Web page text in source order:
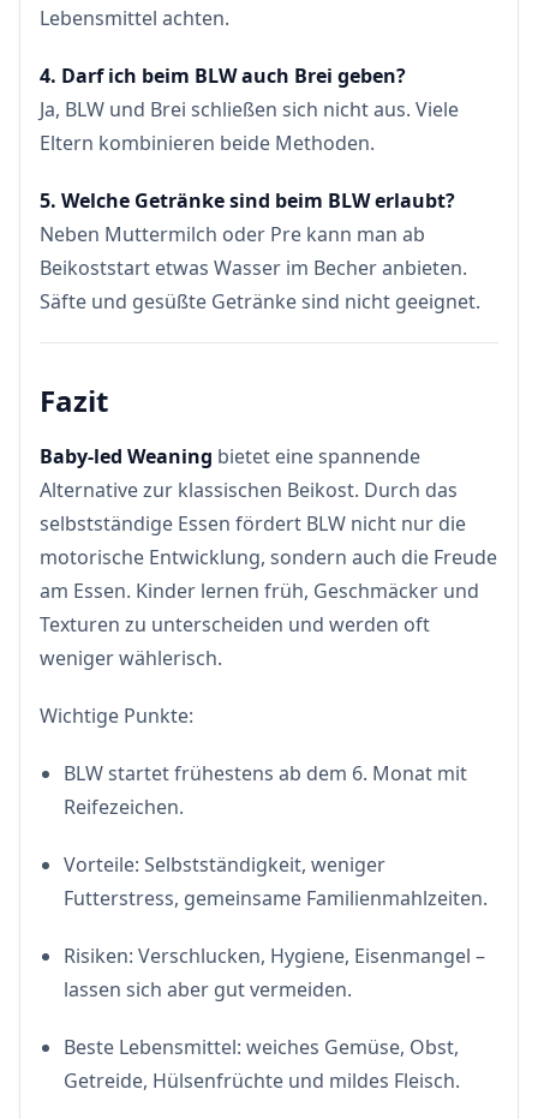
Lebensmittel achten.
4. Darf ich beim BLW auch Brei geben?
Ja, BLW und Brei schließen sich nicht aus. Viele
Eltern kombinieren beide Methoden.
5. Welche Getränke sind beim BLW erlaubt?
Neben Muttermilch oder Pre kann man ab
Beikoststart etwas Wasser im Becher anbieten.
Säfte und gesüßte Getränke sind nicht geeignet.
Fazit
Baby-led Weaning bietet eine spannende
Alternative zur klassischen Beikost. Durch das
selbstständige Essen fördert BLW nicht nur die
motorische Entwicklung, sondern auch die Freude
am Essen. Kinder lernen früh, Geschmäcker und
Texturen zu unterscheiden und werden oft
weniger wählerisch.
Wichtige Punkte:
BLW startet frühestens ab dem 6. Monat mit
Reifezeichen.
Vorteile: Selbstständigkeit, weniger
Futterstress, gemeinsame Familienmahlzeiten.
Risiken: Verschlucken, Hygiene, Eisenmangel –
lassen sich aber gut vermeiden.
Beste Lebensmittel: weiches Gemüse, Obst,
Getreide, Hülsenfrüchte und mildes Fleisch.